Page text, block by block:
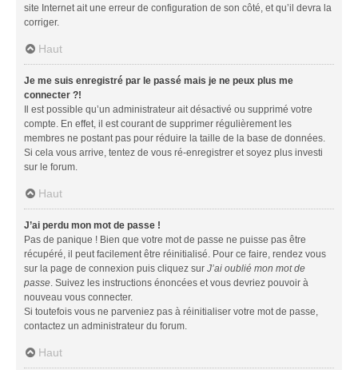
site Internet ait une erreur de configuration de son côté, et qu’il devra la
corriger.
Haut
Je me suis enregistré par le passé mais je ne peux plus me
connecter ?!
Il est possible qu’un administrateur ait désactivé ou supprimé votre
compte. En effet, il est courant de supprimer régulièrement les
membres ne postant pas pour réduire la taille de la base de données.
Si cela vous arrive, tentez de vous ré-enregistrer et soyez plus investi
sur le forum.
Haut
J’ai perdu mon mot de passe !
Pas de panique ! Bien que votre mot de passe ne puisse pas être
récupéré, il peut facilement être réinitialisé. Pour ce faire, rendez vous
sur la page de connexion puis cliquez sur J’ai oublié mon mot de
passe. Suivez les instructions énoncées et vous devriez pouvoir à
nouveau vous connecter.
Si toutefois vous ne parveniez pas à réinitialiser votre mot de passe,
contactez un administrateur du forum.
Haut